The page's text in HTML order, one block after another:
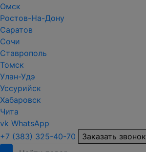
Омск
Ростов-На-Дону
Саратов
Сочи
Ставрополь
Томск
Улан-Удэ
Уссурийск
Хабаровск
Чита
vk WhatsApp
+7 (383) 325-40-70
Заказать звонок